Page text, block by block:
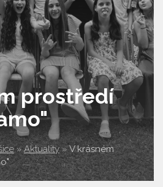
prostředí
» Aktuality » V krásném